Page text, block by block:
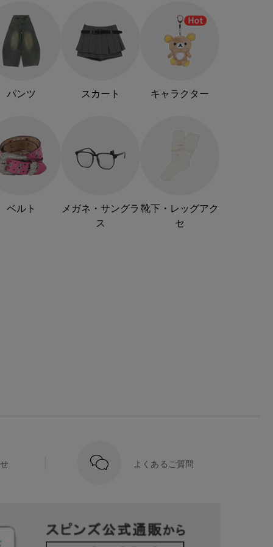
パンツ スカート キャラクター
ベルト
メガネ・サングラ
ス
靴下・レッグアク
セ
よくあるご質問